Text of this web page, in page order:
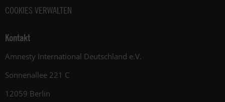
COOKIES VERWALTEN
Kontakt
Amnesty International Deutschland e.V.
Sonnenallee 221 C
12059 Berlin